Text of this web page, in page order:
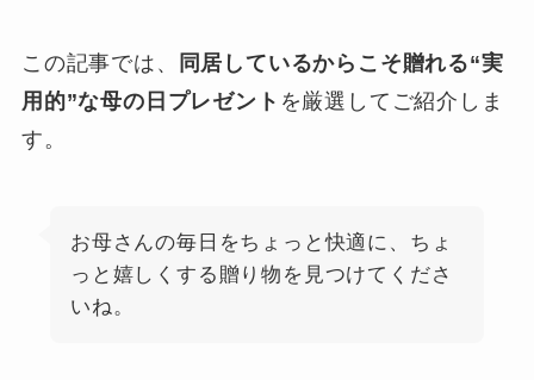
この記事では、
同居しているからこそ贈れる“実
用的”な母の日プレゼント を厳選してご紹介しま
す。
お母さんの毎日をちょっと快適に、ちょ
っと嬉しくする贈り物を見つけてくださ
いね。